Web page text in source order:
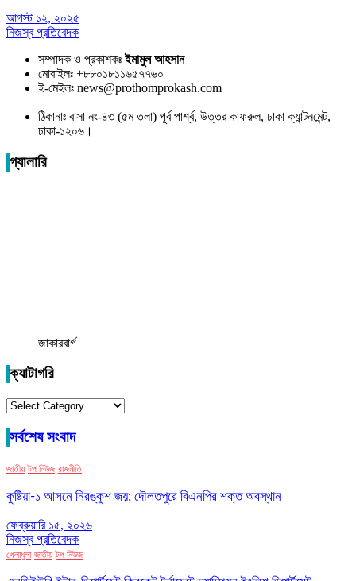
আগস্ট ১২, ২০২৫
নিজস্ব প্রতিবেদক
সম্পাদক ও প্রকাশকঃইমামুল আহসান
মোবাইলঃ +৮৮০১৮১১৬৫৭৭৬০
ই-মেইলঃ news@prothomprokash.com
ঠিকানাঃ বাসা নং-৪৩ (৫ম তলা) পূর্ব পার্শ্ব, উত্তর কাফরুল, ঢাকা ক্যান্টনমেন্ট,
ঢাকা-১২০৬।
গ্যালারি
জাকারবার্গ
ক্যাটাগরি
ক্যাটাগরি
সর্বশেষ সংবাদ
জাতীয় টপ নিউজ রাজনীতি
কুষ্টিয়া-১ আসনে নিরঙ্কুশ জয়; দৌলতপুরে বিএনপির শক্ত অবস্থান
ফেব্রুয়ারি ১৫, ২০২৬
নিজস্ব প্রতিবেদক
খেলাধুলা জাতীয় টপ নিউজ